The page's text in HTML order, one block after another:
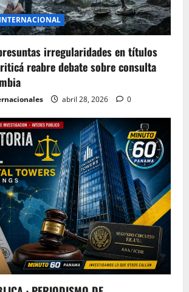
INTERNACIONAL
irregularidades en títulos
reabre debate sobre consulta
abril 28, 2026 0